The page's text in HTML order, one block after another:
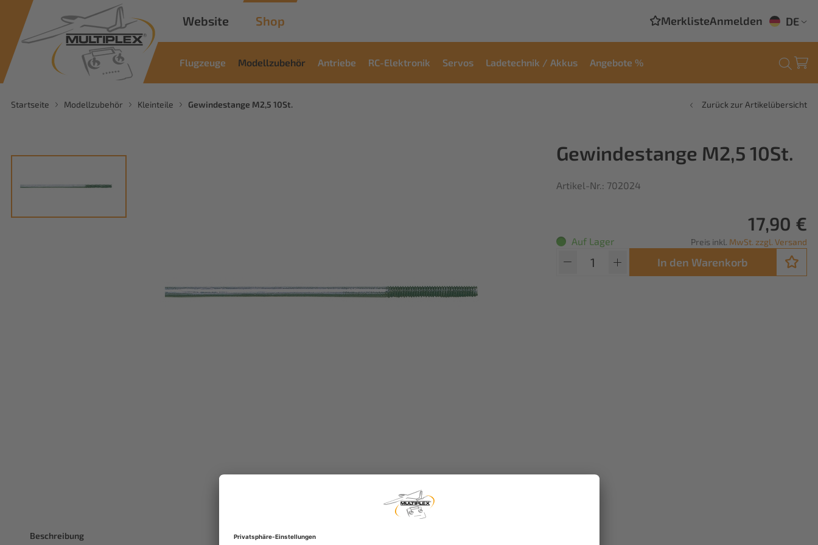
Website Shop MerklisteAnmelden DE
Flugzeuge Modellzubehör Antriebe RC-Elektronik Servos Ladetechnik / Akkus Angebote %
Startseite Modellzubehör Kleinteile Gewindestange M2,5 10St. Zurück zur Artikelübersicht
Gewindestange M2,5 10St.
Artikel-Nr.: 702024
17,90 €
Preis inkl. MwSt. zzgl. Versand
Auf Lager
In den Warenkorb
Beschreibung